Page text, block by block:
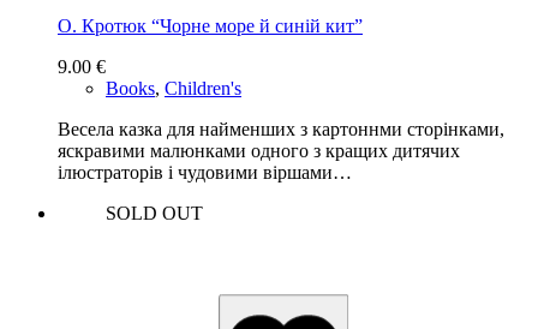
О. Кротюк “Чорне море й синій кит”
9.00 €
Books, Children's
Весела казка для найменших з картоннми сторінками,
яскравими малюнками одного з кращих дитячих
ілюстраторів і чудовими віршами…
SOLD OUT